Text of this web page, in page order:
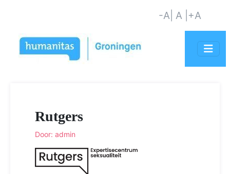
-A | A | +A
Rutgers
Door: admin